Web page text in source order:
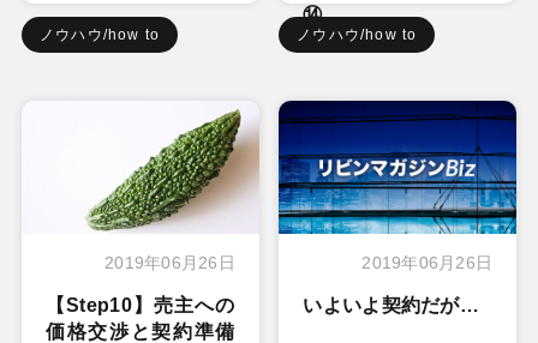
ノウハウ/how to
⑭
ノウハウ/how to
2019年06月26日
【Step10】売主への
価格交渉と契約準備
2019年06月26日
いよいよ契約だが…